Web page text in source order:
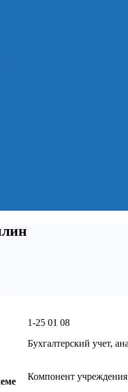
1-25 01 08
Бухгалтерский учет,
Компонент